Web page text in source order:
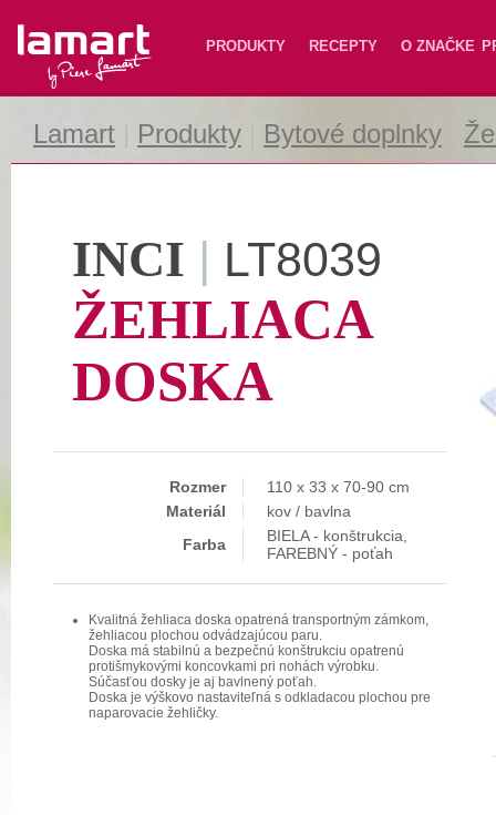
Lamart PRODUKTY RECEPTY O ZNAČKE
Lamart Produkty Bytové doplnky
INCI | LT8039
ŽEHLIACA
DOSKA
Rozmer
110 x 33 x 70-90 cm
Materiál
kov / bavlna
Farba
BIELA - konštrukcia,
FAREBNÝ - poťah
Kvalitná žehliaca doska opatrená transportným zámkom,
žehliacou plochou odvádzajúcou paru.
Doska má stabilnú a bezpečnú konštrukciu opatrenú
protišmykovými koncovkami pri nohách výrobku.
Súčasťou dosky je aj bavlnený poťah.
Doska je výškovo nastaviteľná s odkladacou plochou pre
naparovacie žehličky.